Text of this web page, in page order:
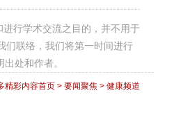
行学术交流之目的，并不用于
们联络，我们将第一时间进行
处和作者。
精彩内容首页 > 要闻聚焦 > 健康频道